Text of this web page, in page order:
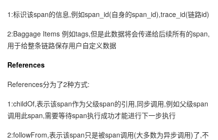
1:标识该span的信息,例如span_id(自身的span_id),trace_id(链路id)
2:Baggage Items 例如tags,但是此数据将会传递给后续所有的span,
用于给整条链路保存用户自定义数据
References
References分为了2种方式:
1:childOf,表示该span作为父级span的引用,同步调用,例如父级span
调用此span,需要等待span执行成功才能进行下一步执行
2:followFrom,表示该span只是被span调用(大多数为异步调用)了,不